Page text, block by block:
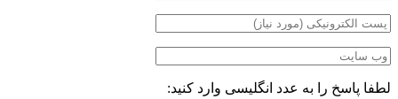
لطفا پاسخ را به عدد انگلیسی وارد کنید: